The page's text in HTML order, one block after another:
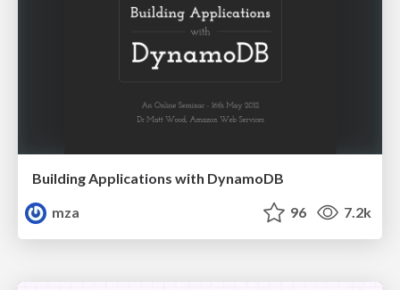
Building Applications with DynamoDB
mza
96 7.2k